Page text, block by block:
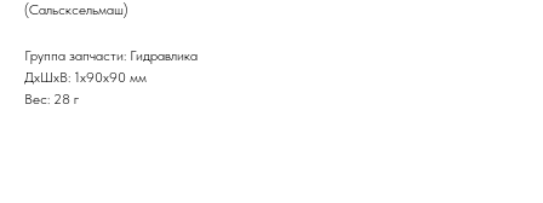
(Сальсксельмаш)
Группа запчасти: Гидравлика
ДxШxВ: 1x90x90 мм
Вес: 28 г